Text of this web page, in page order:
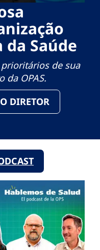
da Saúde
de sua
da OPAS.
DIRETOR